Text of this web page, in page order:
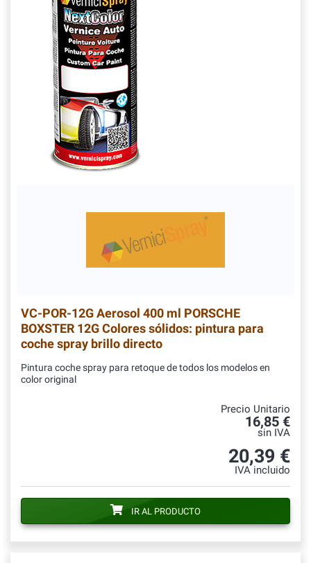
VC-POR-12GAerosol 400 ml PORSCHE
BOXSTER 12G Colores sólidos: pintura para
coche spray brillo directo
Pintura coche spray para retoque de todos los modelos en
color original
Precio Unitario
16,85 €
sin IVA
20,39 €
IVA incluido
IR AL PRODUCTO